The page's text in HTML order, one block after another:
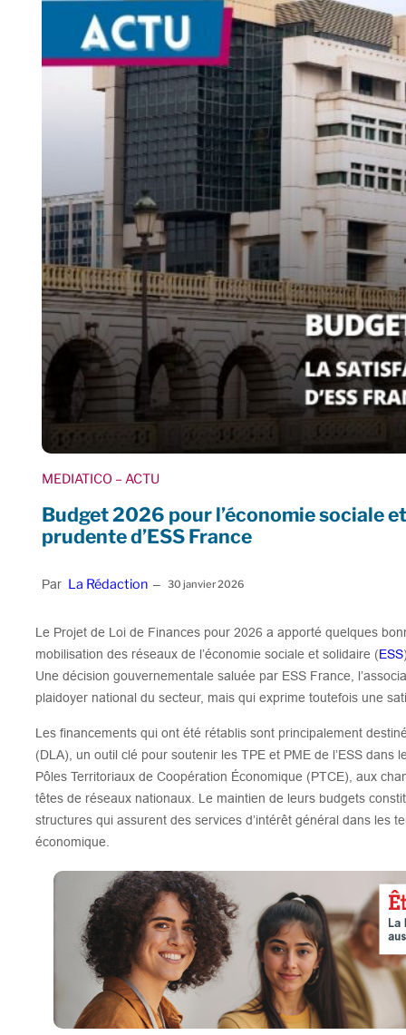
MEDIATICO – ACTU
Budget 2026 pour l’économie sociale
prudente d’ESS France
Par La Rédaction – 30 janvier 2026
Le Projet de Loi de Finances pour 2026 a apporté quelques
mobilisation des réseaux de l’économie sociale et solidaire (ESS
Une décision gouvernementale saluée par ESS France,
plaidoyer national du secteur, mais qui exprime toutefois une
Les financements qui ont été rétablis sont principalement
(DLA), un outil clé pour soutenir les TPE et PME de l’ESS dans
Pôles Territoriaux de Coopération Économique (PTCE), aux
têtes de réseaux nationaux. Le maintien de leurs budgets
structures qui assurent des services d’intérêt général dans les
économique.